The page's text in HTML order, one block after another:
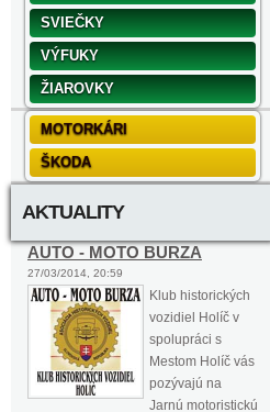
SVIEČKY
VÝFUKY
ŽIAROVKY
MOTORKÁRI
ŠKODA
AKTUALITY
AUTO - MOTO BURZA
27/03/2014, 20:59
Klub historických
vozidiel Holíč v
spolupráci s
Mestom Holíč vás
pozývajú na
Jarnú motoristickú